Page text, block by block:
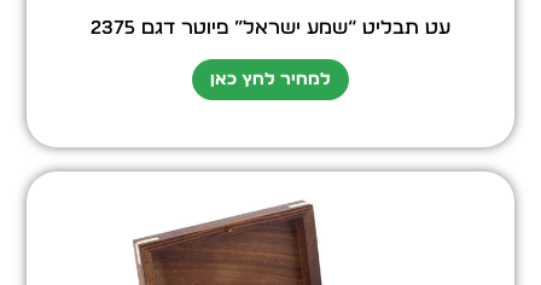
עט תבליט “שמע ישראל” פיוטר דגם 2375
למחיר לחץ כאן